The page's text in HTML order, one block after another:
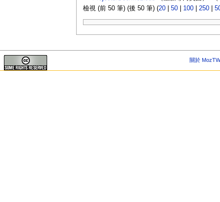
檢視 (前 50 筆) (後 50 筆) (20| 50| 100| 250|
關於